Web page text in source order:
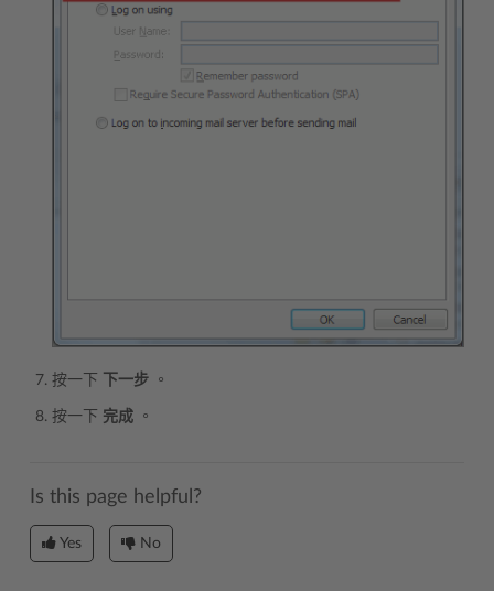
按一下 下一步 。
按一下 完成 。
Is this page helpful?
Yes No